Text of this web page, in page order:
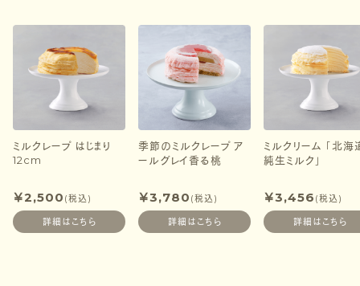
ミルクレープ はじまり
12cm
￥2,500 (税込)
詳細はこちら
季節のミルクレープ ア
ールグレイ香る桃
￥3,780 (税込)
詳細はこちら
ミルクリーム 「北海
純生ミルク」
￥3,456 (税込)
詳細はこちら